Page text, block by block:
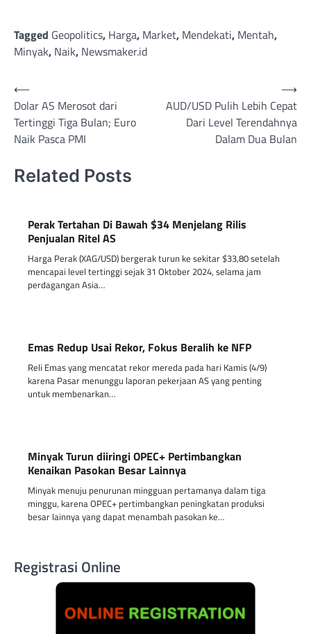
Tagged Geopolitics, Harga, Market, Mendekati, Mentah,
Minyak, Naik, Newsmaker.id
Post
navigation
⟵
Dolar AS Merosot dari
Tertinggi Tiga Bulan; Euro
Naik Pasca PMI
AUD/USD Pulih Lebih Cepat
Dari Level Terendahnya
Dalam Dua Bulan
⟶
Related Posts
Perak Tertahan Di Bawah $34 Menjelang Rilis
Penjualan Ritel AS
Harga Perak (XAG/USD) bergerak turun ke sekitar $33,80 setelah
mencapai level tertinggi sejak 31 Oktober 2024, selama jam
perdagangan Asia…
Emas Redup Usai Rekor, Fokus Beralih ke NFP
Reli Emas yang mencatat rekor mereda pada hari Kamis (4/9)
karena Pasar menunggu laporan pekerjaan AS yang penting
untuk membenarkan…
Minyak Turun diiringi OPEC+ Pertimbangkan
Kenaikan Pasokan Besar Lainnya
Minyak menuju penurunan mingguan pertamanya dalam tiga
minggu, karena OPEC+ pertimbangkan peningkatan produksi
besar lainnya yang dapat menambah pasokan ke…
Registrasi Online